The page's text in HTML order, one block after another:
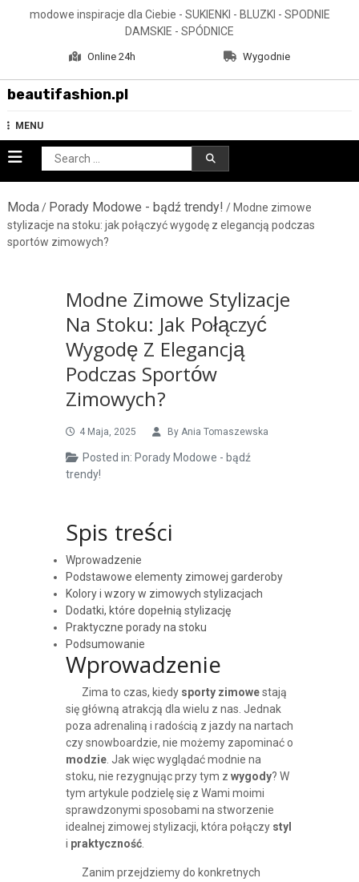
modowe inspiracje dla Ciebie - SUKIENKI - BLUZKI - SPODNIE
DAMSKIE - SPÓDNICE
Online 24h Wygodnie
beautifashion.pl
MENU
Search
for:
Moda/ Porady Modowe - bądź trendy! / Modne zimowe
stylizacje na stoku: jak połączyć wygodę z elegancją podczas
sportów zimowych?
Modne Zimowe Stylizacje
Na Stoku: Jak Połączyć
Wygodę Z Elegancją
Podczas Sportów
Zimowych?
4 Maja, 2025 By Ania Tomaszewska
Posted in: Porady Modowe - bądź
trendy!
Spis treści
Wprowadzenie
Podstawowe elementy zimowej garderoby
Kolory i wzory w zimowych stylizacjach
Dodatki, które dopełnią stylizację
Praktyczne porady na stoku
Podsumowanie
Wprowadzenie
Zima to czas, kiedy sporty zimowestają
się główną atrakcją dla wielu z nas. Jednak
poza adrenaliną i radością z jazdy na nartach
czy snowboardzie, nie możemy zapominać o
modzie. Jak więc wyglądać modnie na
stoku, nie rezygnując przy tym z wygody? W
tym artykule podzielę się z Wami moimi
sprawdzonymi sposobami na stworzenie
idealnej zimowej stylizacji, która połączy styl
i praktyczność.
Zanim przejdziemy do konkretnych